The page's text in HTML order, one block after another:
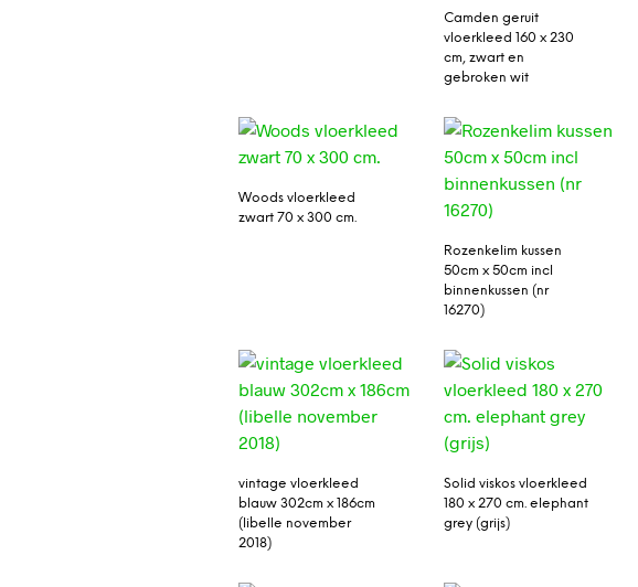
Camden geruit
vloerkleed 160 x 230
cm, zwart en
gebroken wit
Woods vloerkleed
zwart 70 x 300 cm.
Rozenkelim kussen
50cm x 50cm incl
binnenkussen (nr
16270)
vintage vloerkleed
blauw 302cm x 186cm
(libelle november
2018)
Solid viskos vloerkleed
180 x 270 cm. elephant
grey (grijs)